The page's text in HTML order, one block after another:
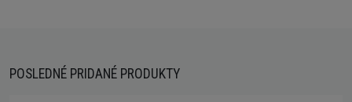
POSLEDNÉ PRIDANÉ PRODUKTY